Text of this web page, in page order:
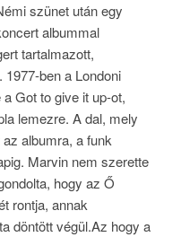
szünet után egy
albummal
tartalmazott,
ben a Londoni
Got to give it up-ot,
lemezre. A dal, mely
albumra, a funk
Marvin nem szerette
hogy az Ő
rontja, annak
döntött végül.Az hogy a